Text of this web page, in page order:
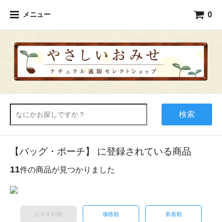
メニュー 0
検索
【バッグ・ポーチ】 に登録されている商品
11件の商品が見つかりました
おすすめ順 価格順 新着順